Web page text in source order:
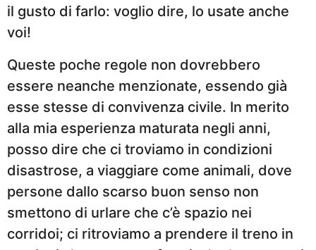
il gusto di farlo: voglio dire, lo usate anche
voi!
Queste poche regole non dovrebbero
essere neanche menzionate, essendo già
esse stesse di convivenza civile. In merito
alla mia esperienza maturata negli anni,
posso dire che ci troviamo in condizioni
disastrose, a viaggiare come animali, dove
persone dallo scarso buon senso non
smettono di urlare che c’è spazio nei
corridoi; ci ritroviamo a prendere il treno in